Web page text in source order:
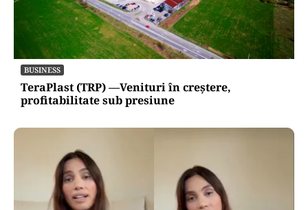
BUSINESS
TeraPlast (TRP) —Venituri în creștere,
profitabilitate sub presiune